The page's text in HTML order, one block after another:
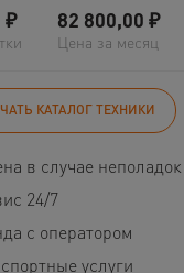
₽ 82 800,00 ₽
Цена за месяц
КАТАЛОГ ТЕХНИКИ
в случае неполадок
24/7
с оператором
услуги